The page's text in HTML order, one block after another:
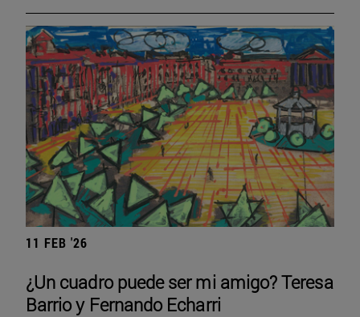
11 FEB '26
¿Un cuadro puede ser mi amigo? Teresa
Barrio y Fernando Echarri